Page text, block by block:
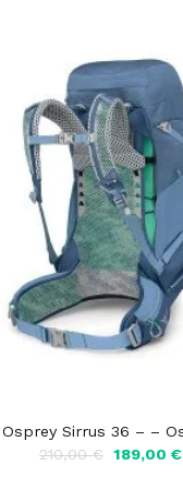
Osprey Sirrus 36 – –
210,00€ Il
189,00€Il